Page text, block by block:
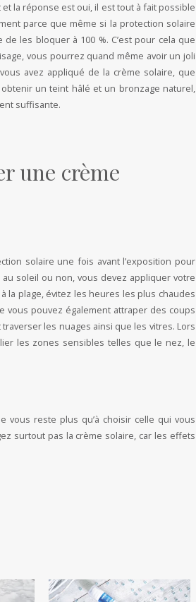
la réponse est oui, il est tout à fait possible
parce que même si la protection solaire
les bloquer à 100 %. C’est pour cela que
vous pourrez quand même avoir un joli
avez appliqué de la crème solaire, que
un teint hâlé et un bronzage naturel,
suffisante.
une crème
solaire une fois avant l’exposition pour
soleil ou non, vous devez appliquer votre
la plage, évitez les heures les plus chaudes
vous pouvez également attraper des coups
les nuages ainsi que les vitres. Lors
les zones sensibles telles que le nez, le
vous reste plus qu’à choisir celle qui vous
surtout pas la crème solaire, car les effets